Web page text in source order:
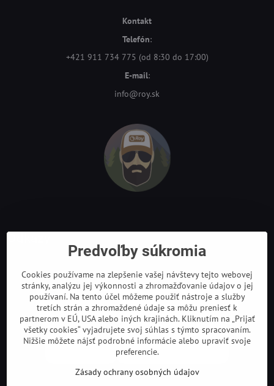
Kontakt
Telefón:
+421 911 734 775 (od 8:30 do 17:00)
E-mail:
info@roy.sk
Predvoľby súkromia
Cookies používame na zlepšenie vašej návštevy tejto webovej
stránky, analýzu jej výkonnosti a zhromažďovanie údajov o jej
používaní. Na tento účel môžeme použiť nástroje a služby
tretích strán a zhromaždené údaje sa môžu preniesť k
partnerom v EÚ, USA alebo iných krajinách. Kliknutím na „Prijať
všetky cookies“ vyjadrujete svoj súhlas s týmto spracovaním.
Nižšie môžete nájsť podrobné informácie alebo upraviť svoje
preferencie.
Zásady ochrany osobných údajov